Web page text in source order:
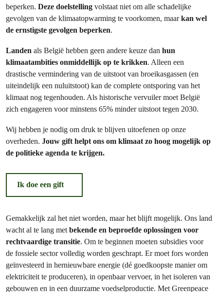
beperken. Deze doelstelling volstaat niet om alle schadelijke
gevolgen van de klimaatopwarming te voorkomen, maarkan wel
de ernstigste gevolgen beperken.
Landen als België hebben geen andere keuze dan hun
klimaatambities onmiddellijk op te krikken. Alleen een
drastische vermindering van de uitstoot van broeikasgassen (en
uiteindelijk een nuluitstoot) kan de complete ontsporing van het
klimaat nog tegenhouden. Als historische vervuiler moet België
zich engageren voor minstens 65% minder uitstoot tegen 2030.
Wij hebben je nodig om druk te blijven uitoefenen op onze
overheden. Jouw gift helpt ons om klimaat zo hoog mogelijk op
de politieke agenda te krijgen.
Ik doe een gift
Gemakkelijk zal het niet worden, maar het blijft mogelijk. Ons land
wacht al te lang met bekende en beproefde oplossingen voor
rechtvaardige transitie. Om te beginnen moeten subsidies voor
de fossiele sector volledig worden geschrapt. Er moet fors worden
geïnvesteerd in hernieuwbare energie (dé goedkoopste manier om
elektriciteit te produceren), in openbaar vervoer, in het isoleren van
gebouwen en in een duurzame voedselproductie. Met Greenpeace